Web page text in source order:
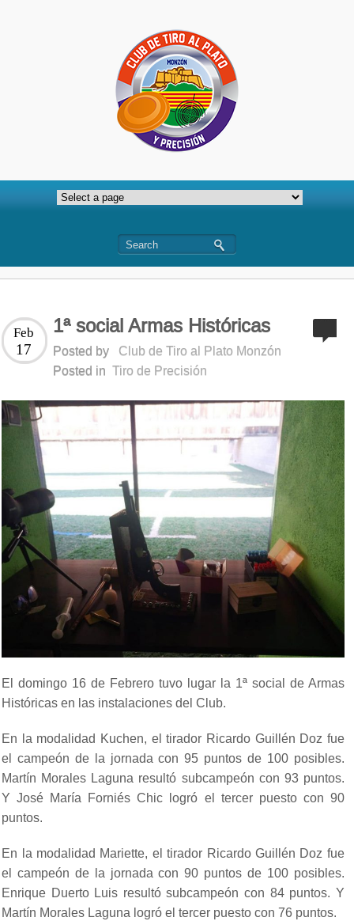
1ª social Armas Históricas
Feb
17 Posted by
Club de Tiro al Plato Monzón
Posted in Tiro de Precisión
El domingo 16 de Febrero tuvo lugar la 1ª social de Armas
Históricas en las instalaciones del Club.
En la modalidad Kuchen, el tirador Ricardo Guillén Doz fue
el campeón de la jornada con 95 puntos de 100 posibles.
Martín Morales Laguna resultó subcampeón con 93 puntos.
Y José María Forniés Chic logró el tercer puesto con 90
puntos.
En la modalidad Mariette, el tirador Ricardo Guillén Doz fue
el campeón de la jornada con 90 puntos de 100 posibles.
Enrique Duerto Luis resultó subcampeón con 84 puntos. Y
Martín Morales Laguna logró el tercer puesto con 76 puntos.